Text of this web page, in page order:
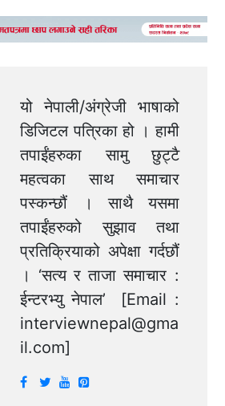
यो नेपाली/अंग्रेजी भाषाको
डिजिटल पत्रिका हो । हामी
तपाईंहरुका सामु छुट्टै
महत्वका साथ समाचार
पस्कन्छौं । साथै यसमा
तपाईंहरुको सुझाव तथा
प्रतिक्रियाको अपेक्षा गर्दछौं
। ‘सत्य र ताजा समाचार :
ईन्टरभ्यु नेपाल’ [Email :
interviewnepal@gma
il.com]